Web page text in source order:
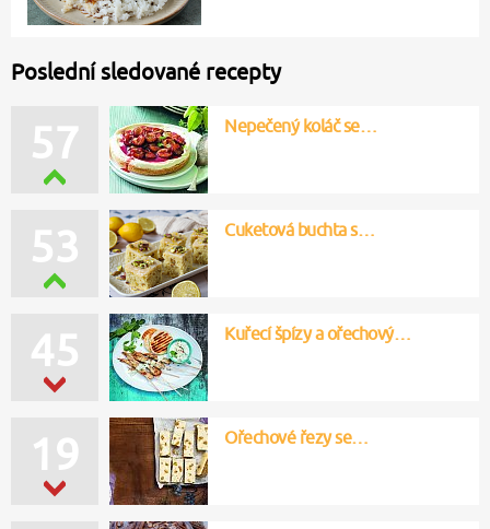
Poslední sledované recepty
57 Nepečený koláč se…
53 Cuketová buchta s…
45 Kuřecí špízy a ořechový…
19 Ořechové řezy se…